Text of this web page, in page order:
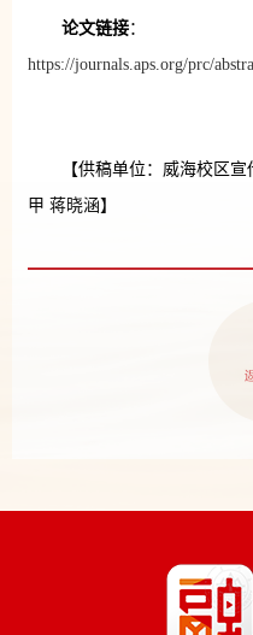
论文链接：
https://journals.aps.org/prc/
【供稿单位：威海校
甲 蒋晓涵】